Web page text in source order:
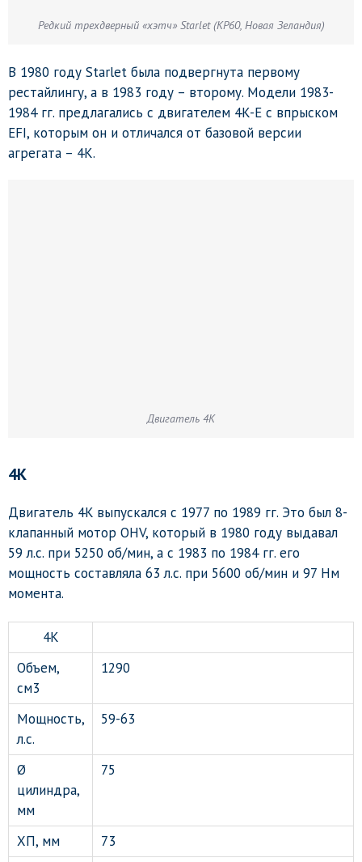
Редкий трехдверный «хэтч» Starlet (KP60, Новая Зеландия)
В 1980 году Starlet была подвергнута первому
рестайлингу, а в 1983 году – второму. Модели 1983-
1984 гг. предлагались с двигателем 4K-E с впрыском
EFI, которым он и отличался от базовой версии
агрегата – 4K.
Двигатель 4K
4K
Двигатель 4K выпускался с 1977 по 1989 гг. Это был 8-
клапанный мотор OHV, который в 1980 году выдавал
59 л.с. при 5250 об/мин, а с 1983 по 1984 гг. его
мощность составляла 63 л.с. при 5600 об/мин и 97 Нм
момента.
4K
Объем,
см3
1290
Мощность,
л.с.
59-63
Ø
цилиндра,
мм
75
ХП, мм
73